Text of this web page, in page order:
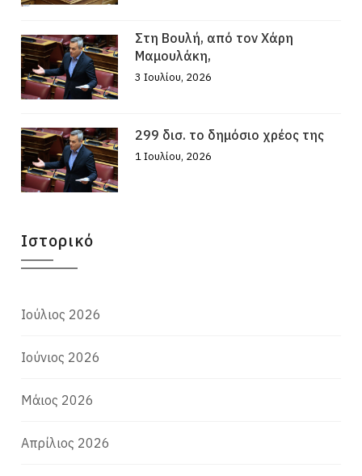
Στη Βουλή, από τον Χάρη
Μαμουλάκη,
3 Ιουλίου, 2026
299 δισ. το δημόσιο χρέος της
1 Ιουλίου, 2026
Ιστορικό
Ιούλιος 2026
Ιούνιος 2026
Μάιος 2026
Απρίλιος 2026